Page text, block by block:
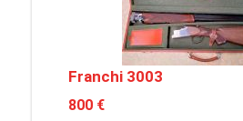
Franchi 3003
800 €